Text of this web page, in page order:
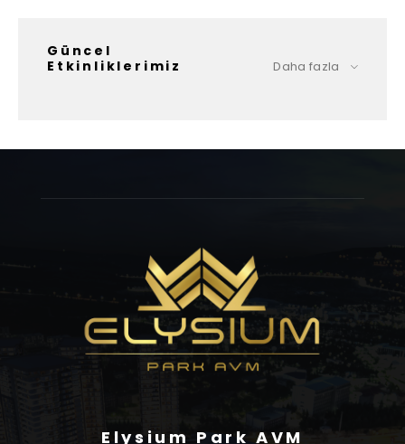
Güncel
Etkinliklerimiz
Daha fazla
Elysium Park AVM